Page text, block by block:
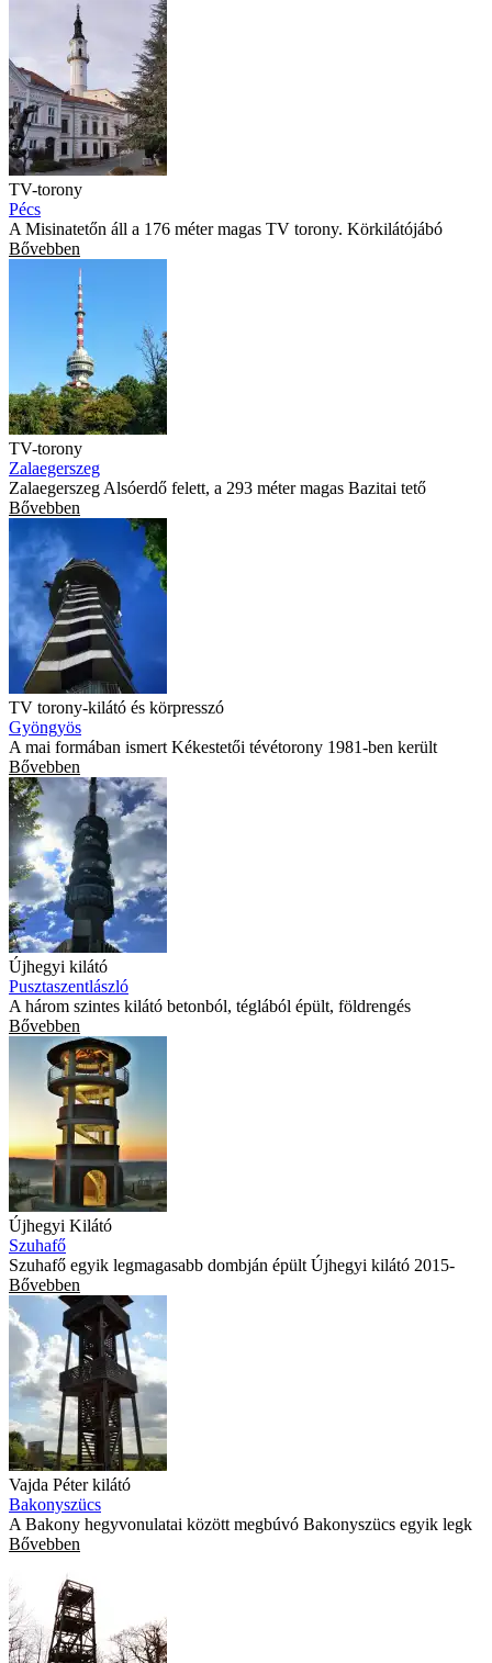
TV-torony
Pécs
A Misinatetőn áll a 176 méter magas TV torony. Körkilátójábó
Bővebben
TV-torony
Zalaegerszeg
Zalaegerszeg Alsóerdő felett, a 293 méter magas Bazitai tető
Bővebben
TV torony-kilátó és körpresszó
Gyöngyös
A mai formában ismert Kékestetői tévétorony 1981-ben került
Bővebben
Újhegyi kilátó
Pusztaszentlászló
A három szintes kilátó betonból, téglából épült, földrengés
Bővebben
Újhegyi Kilátó
Szuhafő
Szuhafő egyik legmagasabb dombján épült Újhegyi kilátó 2015-
Bővebben
Vajda Péter kilátó
Bakonyszücs
A Bakony hegyvonulatai között megbúvó Bakonyszücs egyik legk
Bővebben